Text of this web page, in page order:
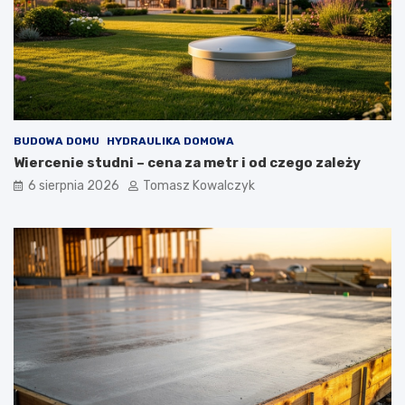
n
y
c
h
i
z
e
n
ę
t
n
y
c
h
b
u
d
o
w
i
e
BUDOWA DOMU HYDRAULIKA DOMOWA
Wiercenie studni – cena za metr i od czego zależy
6 sierpnia 2026 Tomasz Kowalczyk